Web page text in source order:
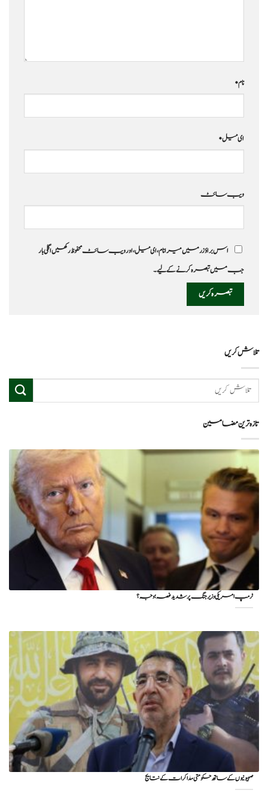
نام*
ای میل*
ویب‌ سائٹ
اس براؤزر میں میرا نام، ای میل، اور ویب سائٹ محفوظ رکھیں اگلی بار
جب میں تبصرہ کرنے کےلیے۔
تلاش کریں
تازہ ترین مضامین
ٹرمپ امریکی وزیر جنگ پر شدید غصہ؛ وجہ ؟
صہیونیوں کے ساتھ حکومتی مذاکرات کے نتایج